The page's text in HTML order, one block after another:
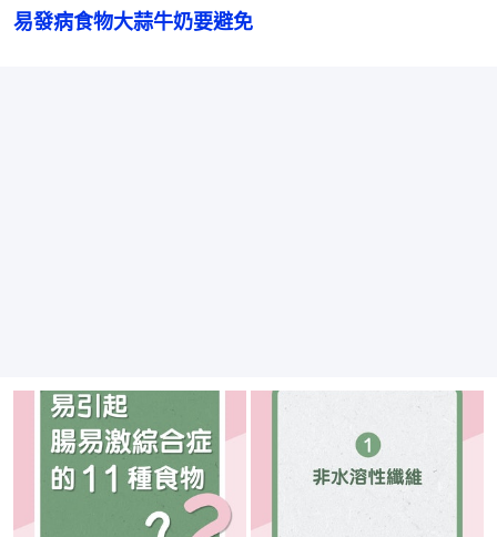
易發病食物大蒜牛奶要避免